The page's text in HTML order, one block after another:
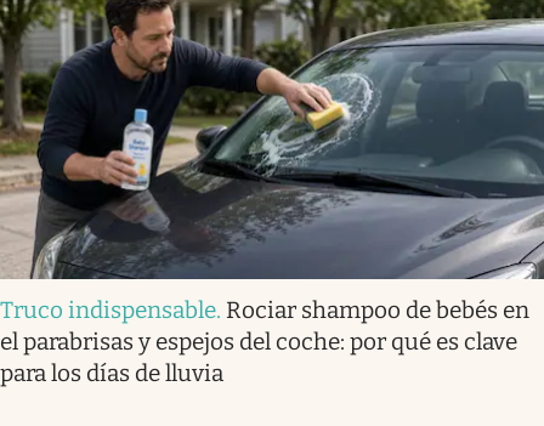
Truco indispensable. Rociar shampoo de bebés en
el parabrisas y espejos del coche: por qué es clave
para los días de lluvia